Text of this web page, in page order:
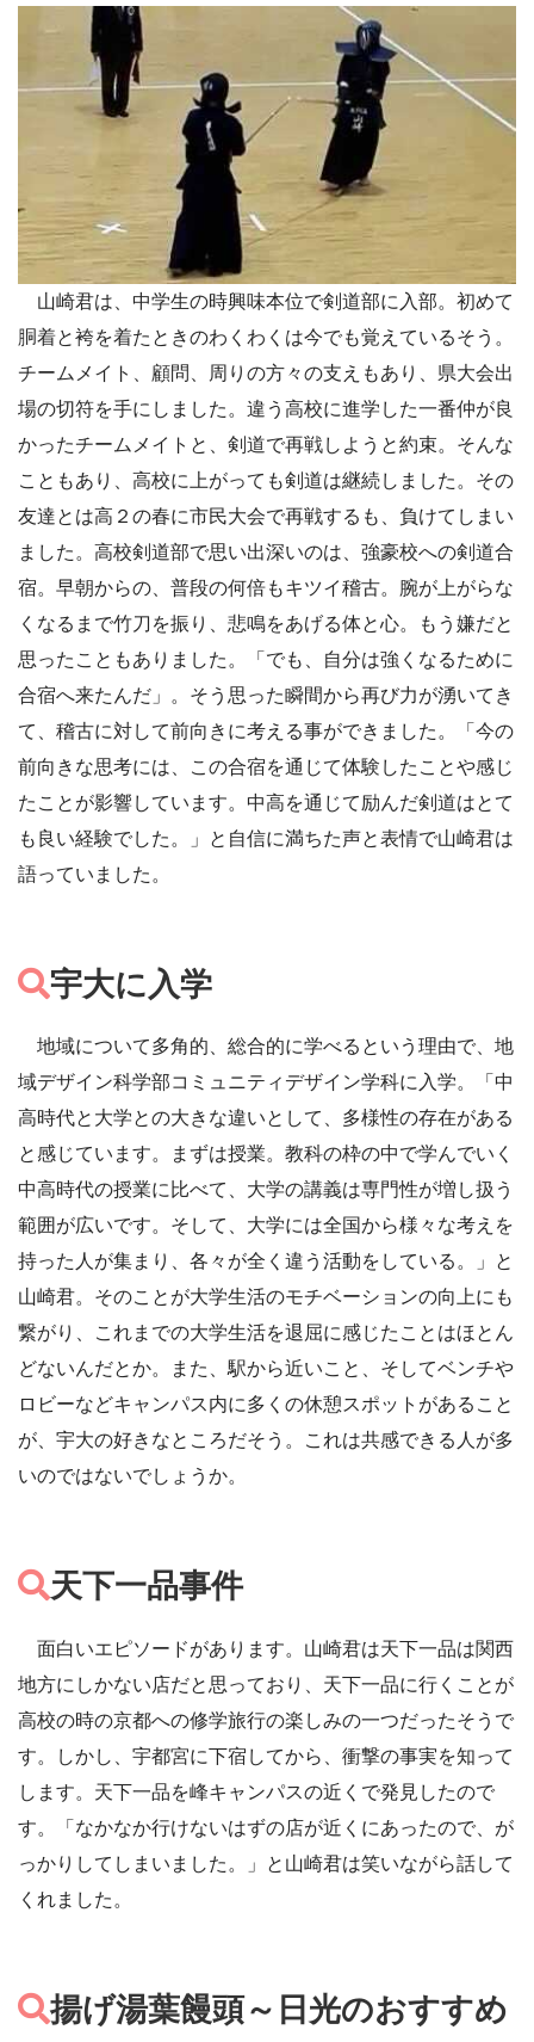
山崎君は、中学生の時興味本位で剣道部に入部。初めて
胴着と袴を着たときのわくわくは今でも覚えているそう。
チームメイト、顧問、周りの方々の支えもあり、県大会出
場の切符を手にしました。違う高校に進学した一番仲が良
かったチームメイトと、剣道で再戦しようと約束。そんな
こともあり、高校に上がっても剣道は継続しました。その
友達とは高２の春に市民大会で再戦するも、負けてしまい
ました。高校剣道部で思い出深いのは、強豪校への剣道合
宿。早朝からの、普段の何倍もキツイ稽古。腕が上がらな
くなるまで竹刀を振り、悲鳴をあげる体と心。もう嫌だと
思ったこともありました。「でも、自分は強くなるために
合宿へ来たんだ」。そう思った瞬間から再び力が湧いてき
て、稽古に対して前向きに考える事ができました。「今の
前向きな思考には、この合宿を通じて体験したことや感じ
たことが影響しています。中高を通じて励んだ剣道はとて
も良い経験でした。」と自信に満ちた声と表情で山崎君は
語っていました。
宇大に入学
地域について多角的、総合的に学べるという理由で、地
域デザイン科学部コミュニティデザイン学科に入学。「中
高時代と大学との大きな違いとして、多様性の存在がある
と感じています。まずは授業。教科の枠の中で学んでいく
中高時代の授業に比べて、大学の講義は専門性が増し扱う
範囲が広いです。そして、大学には全国から様々な考えを
持った人が集まり、各々が全く違う活動をしている。」と
山崎君。そのことが大学生活のモチベーションの向上にも
繋がり、これまでの大学生活を退屈に感じたことはほとん
どないんだとか。また、駅から近いこと、そしてベンチや
ロビーなどキャンパス内に多くの休憩スポットがあること
が、宇大の好きなところだそう。これは共感できる人が多
いのではないでしょうか。
天下一品事件
面白いエピソードがあります。山崎君は天下一品は関西
地方にしかない店だと思っており、天下一品に行くことが
高校の時の京都への修学旅行の楽しみの一つだったそうで
す。しかし、宇都宮に下宿してから、衝撃の事実を知って
します。天下一品を峰キャンパスの近くで発見したので
す。「なかなか行けないはずの店が近くにあったので、が
っかりしてしまいました。」と山崎君は笑いながら話して
くれました。
揚げ湯葉饅頭～日光のおすすめ